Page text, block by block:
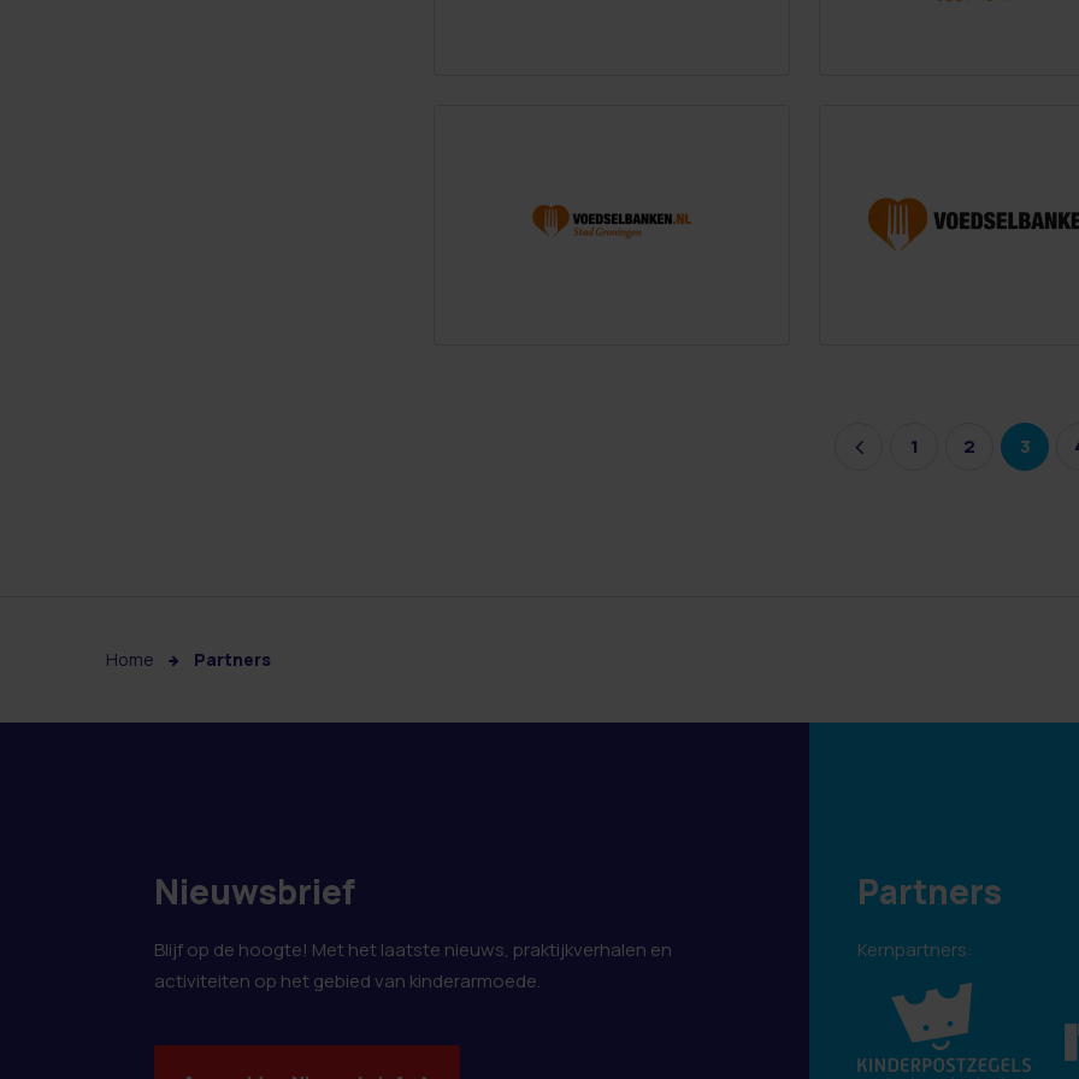
1 2 3
Home Partners
Nieuwsbrief
Blijf op de hoogte! Met het laatste nieuws, praktijkverhalen en
activiteiten op het gebied van kinderarmoede.
Partners
Kernpartners: